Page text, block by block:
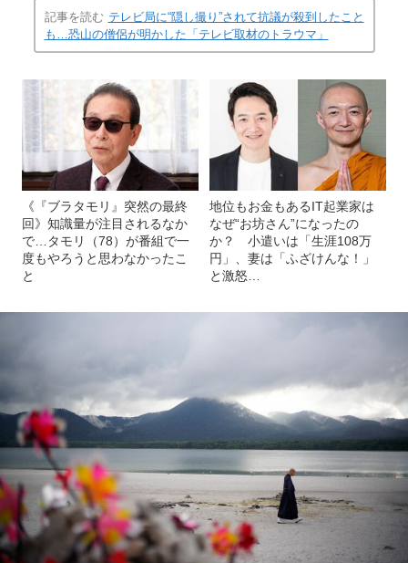
記事を読む テレビ局に“隠し撮り”されて抗議が殺到したこと
も…恐山の僧侶が明かした「テレビ取材のトラウマ」
《『ブラタモリ』突然の最終
回》知識量が注目されるなか
で…タモリ（78）が番組で一
度もやろうと思わなかったこ
と
地位もお金もあるIT起業家は
なぜ“お坊さん”になったの
か？ 小遣いは「生涯108万
円」、妻は「ふざけんな！」
と激怒…